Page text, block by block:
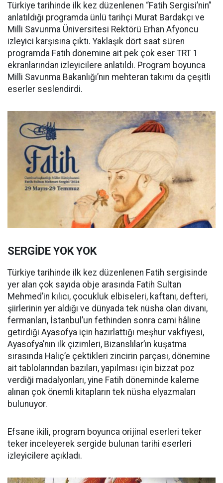
Türkiye tarihinde ilk kez düzenlenen “Fatih Sergisi’nin”
anlatıldığı programda ünlü tarihçi Murat Bardakçı ve
Milli Savunma Üniversitesi Rektörü Erhan Afyoncu
izleyici karşısına çıktı. Yaklaşık dört saat süren
programda Fatih dönemine ait pek çok eser TRT 1
ekranlarından izleyicilere anlatıldı. Program boyunca
Milli Savunma Bakanlığı’nın mehteran takımı da çeşitli
eserler seslendirdi.
SERGİDE YOK YOK
Türkiye tarihinde ilk kez düzenlenen Fatih sergisinde
yer alan çok sayıda obje arasında Fatih Sultan
Mehmed’in kılıcı, çocukluk elbiseleri, kaftanı, defteri,
şiirlerinin yer aldığı ve dünyada tek nüsha olan divanı,
fermanları, İstanbul’un fethinden sonra cami hâline
getirdiği Ayasofya için hazırlattığı meşhur vakfiyesi,
Ayasofya’nın ilk çizimleri, Bizanslılar’ın kuşatma
sırasında Haliç’e çektikleri zincirin parçası, dönemine
ait tablolarından bazıları, yapılması için bizzat poz
verdiği madalyonları, yine Fatih döneminde kaleme
alınan çok önemli kitapların tek nüsha elyazmaları
bulunuyor.
Efsane ikili, program boyunca orijinal eserleri teker
teker inceleyerek sergide bulunan tarihi eserleri
izleyicilere açıkladı.